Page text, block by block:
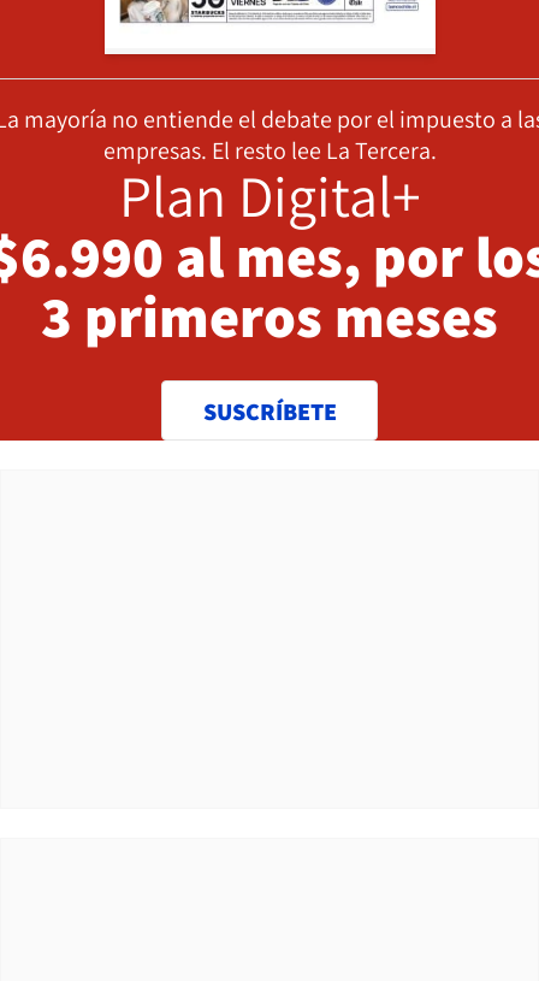
mayoría no entiende el debate por el impuesto a
empresas. El resto lee La Tercera.
Plan Digital+
al mes, por
3 primeros meses
SUSCRÍBETE